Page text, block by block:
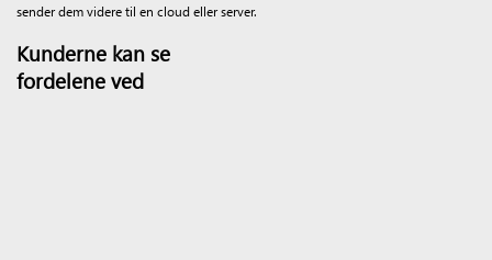
sender dem videre til en cloud eller server.
Kunderne kan se
fordelene ved